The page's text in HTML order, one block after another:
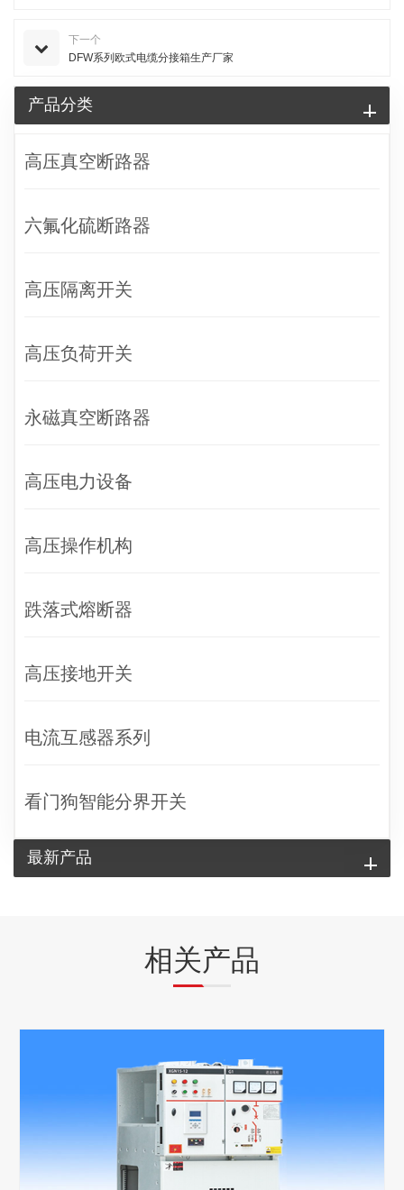
下一个
DFW系列欧式电缆分接箱生产厂家
产品分类
高压真空断路器
六氟化硫断路器
高压隔离开关
高压负荷开关
永磁真空断路器
高压电力设备
高压操作机构
跌落式熔断器
高压接地开关
电流互感器系列
看门狗智能分界开关
最新产品
相关产品